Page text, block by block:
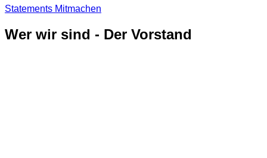
Statements Mitmachen
Wer wir sind - Der Vorstand